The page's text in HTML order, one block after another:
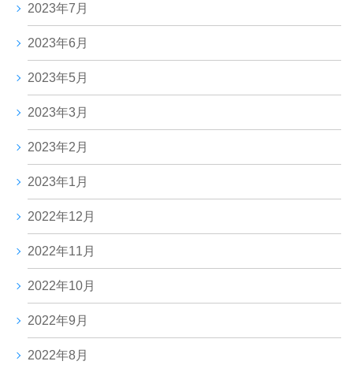
2023年7月
2023年6月
2023年5月
2023年3月
2023年2月
2023年1月
2022年12月
2022年11月
2022年10月
2022年9月
2022年8月